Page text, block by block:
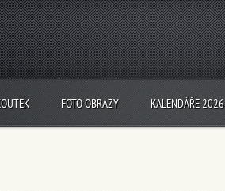
FOTO OBRAZY KALENDÁŘE 2026